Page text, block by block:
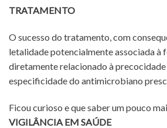
TRATAMENTO
O sucesso do tratamento, com
letalidade potencialmente associada à
diretamente relacionado à precocidade
especificidade do antimicrobiano
Ficou curioso e que saber um pouco
VIGILÂNCIA EM SAÚDE